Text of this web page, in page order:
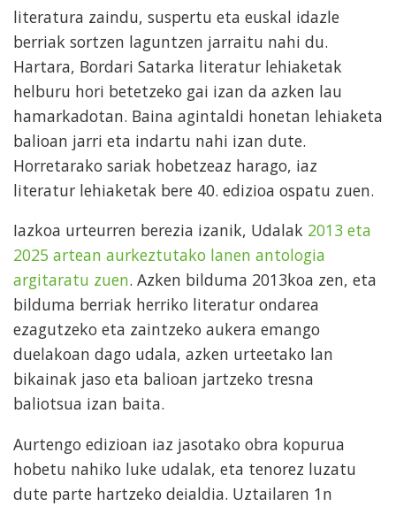
literatura zaindu, suspertu eta euskal idazle
berriak sortzen laguntzen jarraitu nahi du.
Hartara, Bordari Satarka literatur lehiaketak
helburu hori betetzeko gai izan da azken lau
hamarkadotan. Baina agintaldi honetan lehiaketa
balioan jarri eta indartu nahi izan dute.
Horretarako sariak hobetzeaz harago, iaz
literatur lehiaketak bere 40. edizioa ospatu zuen.
Iazkoa urteurren berezia izanik, Udalak 2013 eta
2025 artean aurkeztutako lanen antologia
argitaratu zuen. Azken bilduma 2013koa zen, eta
bilduma berriak herriko literatur ondarea
ezagutzeko eta zaintzeko aukera emango
duelakoan dago udala, azken urteetako lan
bikainak jaso eta balioan jartzeko tresna
baliotsua izan baita.
Aurtengo edizioan iaz jasotako obra kopurua
hobetu nahiko luke udalak, eta tenorez luzatu
dute parte hartzeko deialdia. Uztailaren 1n